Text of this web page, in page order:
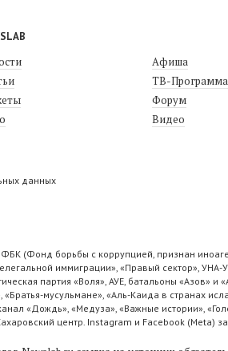
Афиша
ТВ-Программа
Форум
Видео
данных
(Фонд борьбы с коррупцией, признан
иммиграции», «Правый сектор»,
партия «Воля», АУЕ, батальоны
мусульмане», «Аль-Каида в странах
«Дождь», «Медуза», «Важные истории»,
центр. Instagram и Facebook (Metа)